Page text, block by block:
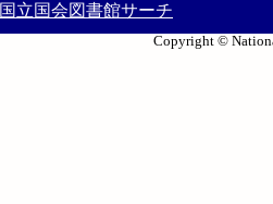
国立国会図書館サーチ
Copyright ©